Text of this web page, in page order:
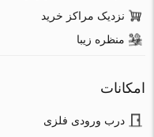
نزدیک مراکز خرید
منظره زیبا
امکانات
درب ورودی فلزی